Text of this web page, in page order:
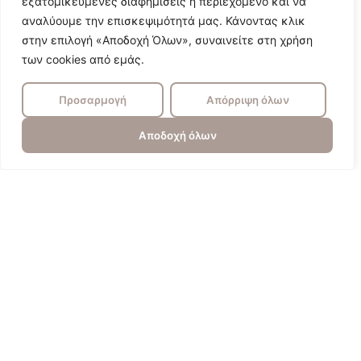
αναλύουμε την επισκεψιμότητά μας. Κάνοντας κλικ
στην επιλογή «Αποδοχή Όλων», συναινείτε στη χρήση
των cookies από εμάς.
Προσαρμογή Απόρριψη όλων
Αποδοχή όλων